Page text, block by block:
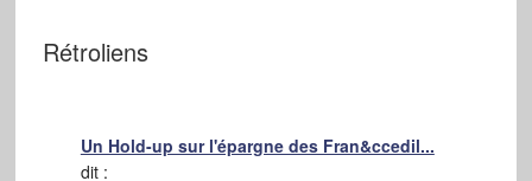
Rétroliens
Un Hold-up sur l'épargne des Fran&ccedil...
dit :